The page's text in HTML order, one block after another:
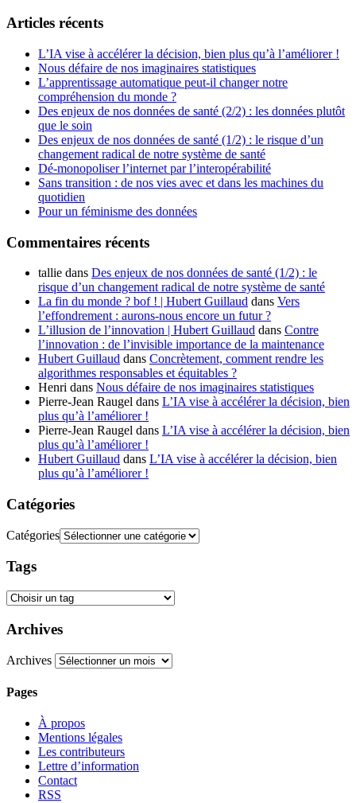
Articles récents
L’IA vise à accélérer la décision, bien plus qu’à l’améliorer !
Nous défaire de nos imaginaires statistiques
L’apprentissage automatique peut-il changer notre
compréhension du monde ?
Des enjeux de nos données de santé (2/2) : les données plutôt
que le soin
Des enjeux de nos données de santé (1/2) : le risque d’un
changement radical de notre système de santé
Dé-monopoliser l’internet par l’interopérabilité
Sans transition : de nos vies avec et dans les machines du
quotidien
Pour un féminisme des données
Commentaires récents
tallie dans Des enjeux de nos données de santé (1/2) : le
risque d’un changement radical de notre système de santé
La fin du monde ? bof ! | Hubert Guillaud dans Vers
l’effondrement : aurons-nous encore un futur ?
L’illusion de l’innovation | Hubert Guillaud dans Contre
l’innovation : de l’invisible importance de la maintenance
Hubert Guillaud dans Concrètement, comment rendre les
algorithmes responsables et équitables ?
Henri dans Nous défaire de nos imaginaires statistiques
Pierre-Jean Raugel dans L’IA vise à accélérer la décision, bien
plus qu’à l’améliorer !
Pierre-Jean Raugel dans L’IA vise à accélérer la décision, bien
plus qu’à l’améliorer !
Hubert Guillaud dans L’IA vise à accélérer la décision, bien
plus qu’à l’améliorer !
Catégories
Catégories
Tags
Archives
Archives
Pages
À propos
Mentions légales
Les contributeurs
Lettre d’information
Contact
RSS